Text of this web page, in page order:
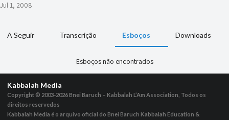
Jul 1, 2008
A Seguir Transcrição Esboços Downloads
Esboços não encontrados
Kabbalah Media
Copyright © 2003-2026Bnei Baruch – Kabbalah L’Am Association, Todos os
direitos reservedos
Kabbalah Media é o arquivo oficial do Bnei Baruch Kabbalah Education &